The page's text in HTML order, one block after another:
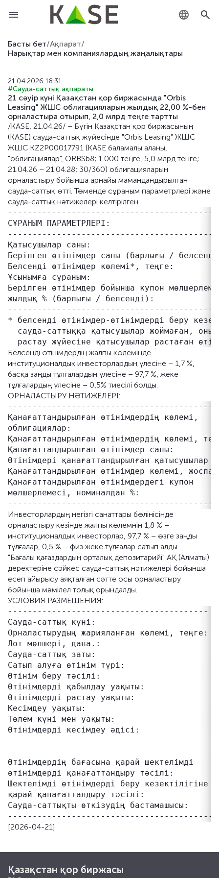
Басты бет/Ақпарат/
Нарықтар мен компаниялардың жаңалықтары
21.04.2026 18:31
#Сауда-саттық ақпараты
21 сәуір күні Қазақстан қор биржасында "Orbis
Leasing" ЖШС облигацияларын жылдық 22,00 %-бен
орналастыра отырып, 2,0 млрд теңге тартты
/KASE, 21.04.26/ – Бүгін Қазақстан қор биржасының
(KASE) сауда-саттық жүйесінде "Orbis Leasing" ЖШС
ЖШС KZ2P00017791 (KASE баламалы алаңы,
"облигациялар", ORBSb8; 1 000 теңге, 5,0 млрд тенге;
21.04.26 – 21.04.28; 30/360) облигацияларын
орналастыру бойынша арнайы мамандандырылған
сауда-саттық өтті. Төменде сұраным параметрлері және
сауда-саттық нәтижелері келтірілген.
СҰРАНЫМ ПАРАМЕТРЛЕРІ:
Қатысушылар саны:
Берілген өтінімдер саны (барлығы /
Белсенді өтінімдер көлемі*, теңге:
Ұсынымға сұраным:
Берілген өтінімдер бойынша купон
жылдық % (барлығы / белсенді):
* белсенді өтінімдер-өтінімдерді беру
сауда-саттыққа қатысушылар жоймаған,
Белсенді өтінімдердің жалпы көлемінде
институционалдық инвесторлардың үлесіне – 1,7 %,
басқа заңды тұлғалардың үлесіне – 97,7 %, жеке
тұлғалардың үлесіне – 0,5% тиесілі болды.
ОРНАЛАСТЫРУ НӘТИЖЕЛЕРІ:
Қанағаттандырылған өтінімдердің
облигациялар:
Қанағаттандырылған өтінімдердің көлемі,
Қанағаттандырылған өтінімдер саны:
Өтінімдері қанағаттандырылған
Қанағаттандырылған өтінімдер көлемі,
Қанағаттандырылған өтінімдердегі
мөлшерлемесі, номиналдан %:
Инвесторлардың негізгі санаттары бөлінісінде
орналастыру кезінде жалпы көлемнің 1,8 % –
институционалдық инвесторлар, 97,7 % – өзге заңды
тұлғалар, 0,5 % – физ жеке тұлғалар сатып алды.
"Бағалы қағаздардың орталық депозитарийі" АҚ (Алматы)
деректеріне сәйкес сауда-саттық нәтижелері бойынша
есеп айырысу аяқталған сәтте осы орналастыру
бойынша мәмілел толық орындалды.
УСЛОВИЯ РАЗМЕЩЕНИЯ:
-----------------------------------------
Сауда-саттық күні:
Орналастырудың жарияланған көлемі, теңге:
Лот мөлшері, дана.:                       1
Сауда-саттық заты:
Сатып алуға өтінім түрі:
Өтінім беру тәсілі:
Өтінімдерді қабылдау уақыты:
Өтінімдерді растау уақыты:
Кесімдеу уақыты:
Төлем күні мен уақыты:
Өтінімдерді кесімдеу әдісі:
Өтінімдердің бағасына қарай шектелімді
өтінімдерді қанағаттандыру тәсілі:
Шектелімді өтінімдерді беру кезектілігіне
қарай қанағаттандыру тәсілі:
Сауда-саттықты өткізудің бастамашысы:
[2026-04-21]
Қазақстан қор биржасы